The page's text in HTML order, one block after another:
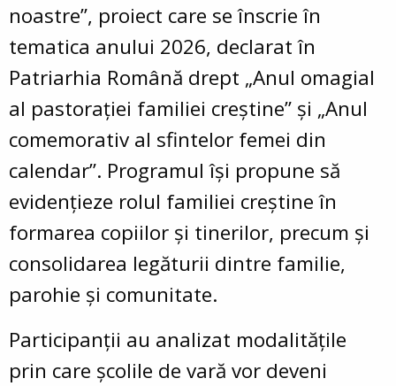
noastre”, proiect care se înscrie în
tematica anului 2026, declarat în
Patriarhia Română drept „Anul omagial
al pastorației familiei creștine” și „Anul
comemorativ al sfintelor femei din
calendar”. Programul își propune să
evidențieze rolul familiei creștine în
formarea copiilor și tinerilor, precum și
consolidarea legăturii dintre familie,
parohie și comunitate.
Participanții au analizat modalitățile
prin care școlile de vară vor deveni